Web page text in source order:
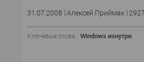
31.07.2008 Алексей Приймак
Ключевые слова : Windows изнутри